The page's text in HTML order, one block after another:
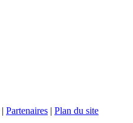
| Partenaires | Plan du site